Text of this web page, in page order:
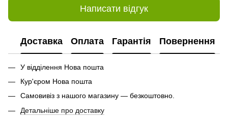
Написати відгук
Доставка Оплата Гарантія Повернення
У відділення Нова пошта
Кур'єром Нова пошта
Самовивіз з нашого магазину — безкоштовно.
Детальніше про доставку